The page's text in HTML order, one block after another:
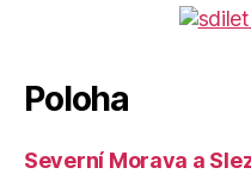
Poloha
Severní Morava a